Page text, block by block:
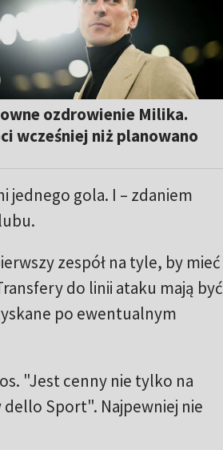
ozdrowienie Milika.
wcześniej niż planowano
jednego gola. I – zdaniem
zespół na tyle, by mieć
do linii ataku mają być
po ewentualnym
"Jest cenny nie tylko na
dello Sport". Najpewniej nie